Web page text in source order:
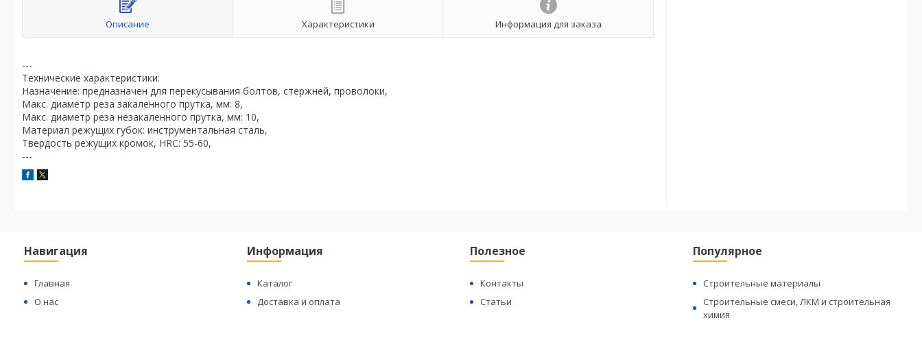
Описание Характеристики Информация для заказа
---
Технические характеристики:
Назначение: предназначен для перекусывания болтов, стержней, проволоки,
Макс. диаметр реза закаленного прутка, мм: 8,
Макс. диаметр реза незакаленного прутка, мм: 10,
Материал режущих губок: инструментальная сталь,
Твердость режущих кромок, HRC: 55-60,
---
Навигация
Главная
О нас
Информация
Каталог
Доставка и оплата
Полезное
Контакты
Статьи
Популярное
Строительные материалы
Строительные смеси, ЛКМ и строительная
химия